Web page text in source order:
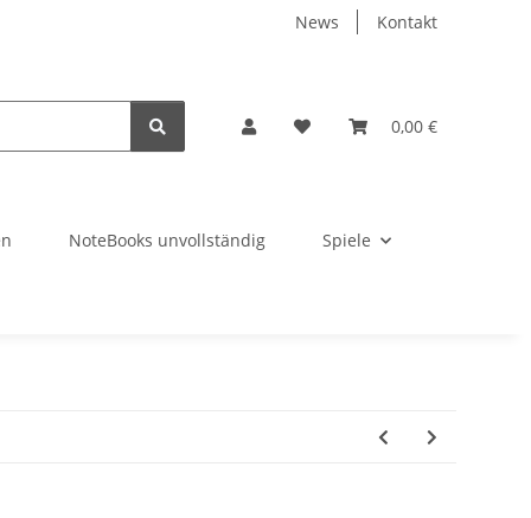
News Kontakt
0,00 €
NoteBooks unvollständig Spiele